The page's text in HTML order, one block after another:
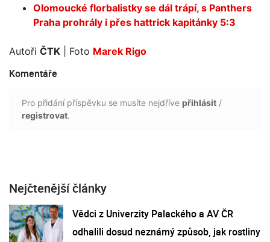
Olomoucké florbalistky se dál trápí, s Panthers
Praha prohrály i přes hattrick kapitánky 5:3
Autoři ČTK | Foto Marek Rigo
Komentáře
Pro přidání příspěvku se musíte nejdříve přihlásit /
registrovat.
Nejčtenější články
Vědci z Univerzity Palackého a AV ČR
odhalili dosud neznámý způsob, jak rostliny